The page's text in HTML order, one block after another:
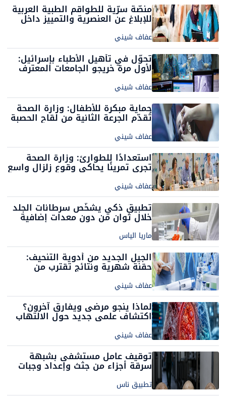
منصّة سرّية للطواقم الطبية العربية
للإبلاغ عن العنصرية والتمييز داخل
جهاز الصحة
عفاف شيني
تحوّل في تأهيل الأطباء بإسرائيل:
لأول مرة خريجو الجامعات المعترف
بها يتفوقون في عدد المتدربين
عفاف شيني
حماية مبكرة للأطفال: وزارة الصحة
تُقدّم الجرعة الثانية من لقاح الحصبة
إلى عمر 18 شهرًا ابتداءً من اليوم
عفاف شيني
استعدادًا للطوارئ: وزارة الصحة
تجري تمرينًا يحاكي وقوع زلزال واسع
النطاق
عفاف شيني
تطبيق ذكي يشخّص سرطانات الجلد
خلال ثوانٍ من دون معدات إضافية
ماريا الياس
الجيل الجديد من أدوية التنحيف:
حقنة شهرية ونتائج تقترب من
جراحات السمنة
عفاف شيني
لماذا ينجو مرضى ويفارق آخرون؟
اكتشاف علمي جديد حول الالتهاب
عفاف شيني
توقيف عامل مستشفى بشبهة
سرقة أجزاء من جثث وإعداد وجبات
منها
تطبيق ناس